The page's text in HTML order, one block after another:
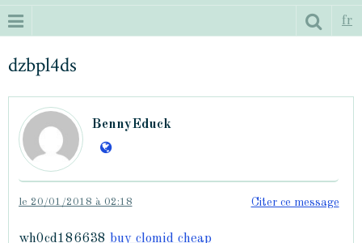
fr
dzbpl4ds
BennyEduck
le 20/01/2018 à 02:18 Citer ce message
wh0cd186638 buy clomid cheap